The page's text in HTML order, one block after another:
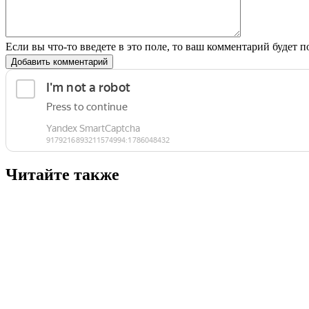
Если вы что-то введете в это поле, то ваш комментарий будет
Добавить комментарий
Читайте также